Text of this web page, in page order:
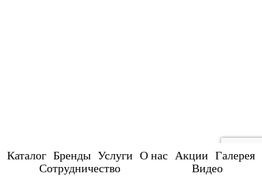
Каталог Бренды Услуги О нас Акции Галерея
Сотрудничество
Видео